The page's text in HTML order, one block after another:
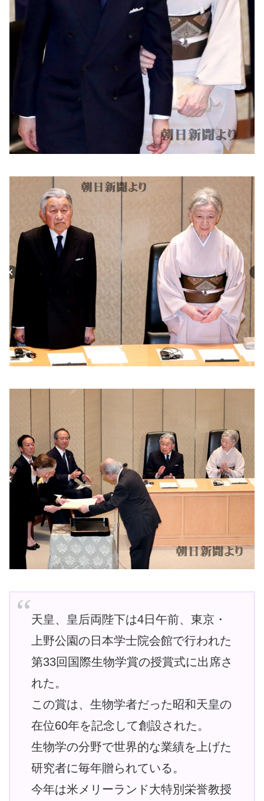
天皇、皇后両陛下は4日午前、東京・
上野公園の日本学士院会館で行われた
第33回国際生物学賞の授賞式に出席さ
れた。
この賞は、生物学者だった昭和天皇の
在位60年を記念して創設された。
生物学の分野で世界的な業績を上げた
研究者に毎年贈られている。
今年は米メリーランド大特別栄誉教授